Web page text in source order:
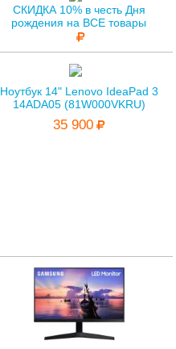
СКИДКА 10% в честь Дня
рождения на ВСЕ товары
Ноутбук 14" Lenovo IdeaPad 3
14ADA05 (81W000VKRU)
35 900